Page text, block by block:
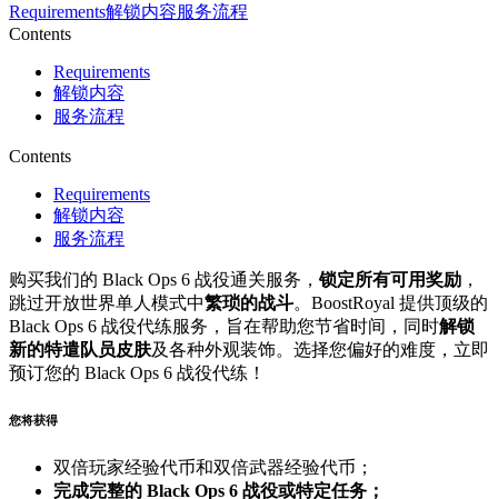
Requirements解锁内容服务流程
Contents
Requirements
解锁内容
服务流程
Contents
Requirements
解锁内容
服务流程
购买我们的 Black Ops 6 战役通关服务，锁定所有可用奖励 ，
跳过开放世界单人模式中繁琐的战斗。BoostRoyal 提供顶级的
Black Ops 6 战役代练服务，旨在帮助您节省时间，同时解锁
新的特遣队员皮肤及各种外观装饰。选择您偏好的难度，立即
预订您的 Black Ops 6 战役代练！
您将获得
双倍玩家经验代币和双倍武器经验代币；
完成完整的 Black Ops 6 战役或特定任务；